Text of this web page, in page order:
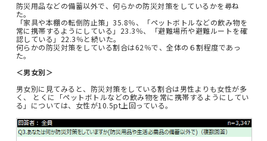
防災用品などの備蓄以外で、何らかの防災対策をしているかを尋ね
た。
「家具や本棚の転倒防止策」35.8％、「ペットボトルなどの飲み物を
常に携帯するようにしている」23.3％、「避難場所や避難ルートを確
認している」22.3％と続いた。
何らかの防災対策をしている割合は62％で、全体の６割程度であっ
た。
＜男女別＞
男女別に見てみると、防災対策をしている割合は男性よりも女性が多
く、 とくに「ペットボトルなどの飲み物を常に携帯するようにしてい
る」については、女性が10.5pt上回っている。